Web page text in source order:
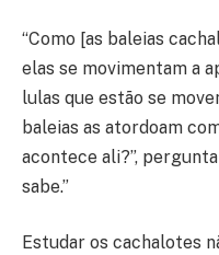
“Como [as baleias
elas se movimentam a
lulas que estão se
baleias as atordoam
acontece ali?”,
sabe.”
Estudar os cachalotes